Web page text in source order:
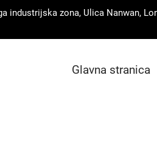
industrijska zona, Ulica Nanwan,
Glavna stranica